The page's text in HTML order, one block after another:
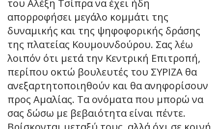
του Αλέξη Τσίπρα να έχει ήδη
απορροφήσει μεγάλο κομμάτι της
δυναμικής και της ψηφοφορικής δράσης
της πλατείας Κουμουνδούρου. Σας λέω
λοιπόν ότι μετά την Κεντρική Επιτροπή,
περίπου οκτώ βουλευτές του ΣΥΡΙΖΑ θα
ανεξαρτητοποιηθούν και θα ανηφορίσουν
προς Αμαλίας. Τα ονόματα που μπορώ να
σας δώσω με βεβαιότητα είναι πέντε.